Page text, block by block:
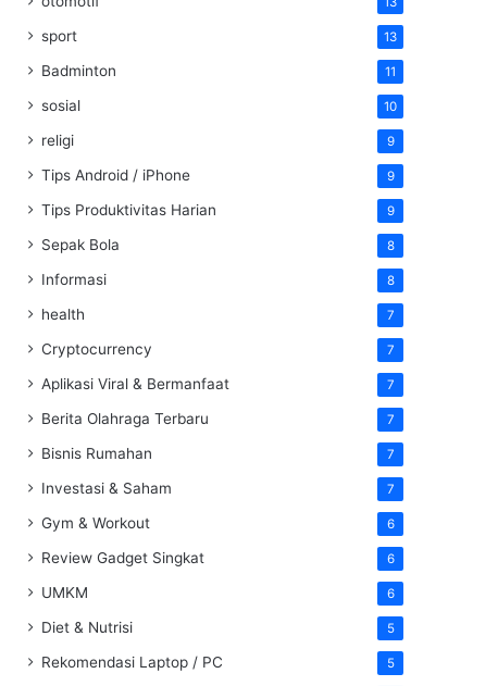
sport 13
Badminton 11
sosial 10
religi 9
Tips Android / iPhone 9
Tips Produktivitas Harian 9
Sepak Bola 8
Informasi 8
health 7
Cryptocurrency 7
Aplikasi Viral & Bermanfaat 7
Berita Olahraga Terbaru 7
Bisnis Rumahan 7
Investasi & Saham 7
Gym & Workout 6
Review Gadget Singkat 6
UMKM 6
Diet & Nutrisi 5
Rekomendasi Laptop / PC 5